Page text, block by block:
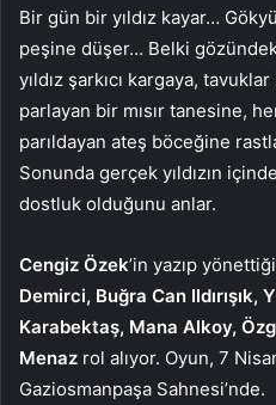
Bir gün bir yıldız kayar…
peşine düşer… Belki
yıldız şarkıcı kargaya, tavuklar
parlayan bir mısır tanesine,
parıldayan ateş böceğine
Sonunda gerçek yıldızın
dostluk olduğunu anlar.
Cengiz Özek’in yazıp
Demirci, Buğra Can Ildırışık,
Karabektaş, Mana Alkoy,
Menaz rol alıyor. Oyun, 7
Gaziosmanpaşa Sahnesi’nde.